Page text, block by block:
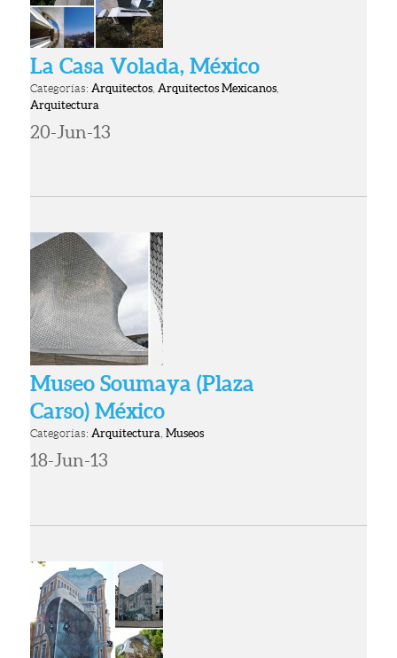
La Casa Volada, México
Categorías:Arquitectos,Arquitectos Mexicanos,
Arquitectura
20-Jun-13
Museo Soumaya (Plaza
Carso) México
Categorías:Arquitectura,Museos
18-Jun-13